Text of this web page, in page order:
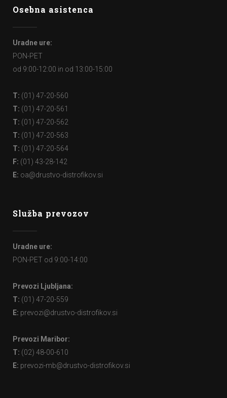
Osebna asistenca
Uradne ure:
PON-PET
od 9:00-12:00 in od 13:00-15:00
T: (01) 47-20-560
T: (01) 47-20-561
T: (01) 47-20-562
T: (01) 47-20-563
T: (01) 47-20-564
F: (01) 43-28-142
E: oa@drustvo-distrofikov.si
Služba prevozov
Uradne ure:
PON-PET od 9:00-14:00
Prevozi Ljubljana:
T: (01) 47-20-559
E: prevozi@drustvo-distrofikov.si
Prevozi Maribor:
T: (02) 48-00-610
E: prevozi-mb@drustvo-distrofikov.si